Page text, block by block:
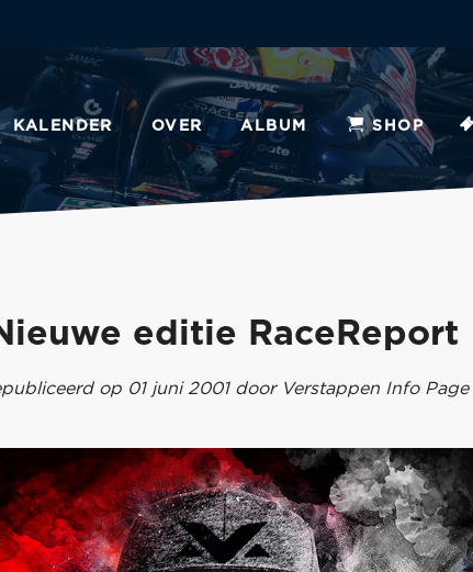
KALENDER OVER ALBUM SHOP
editie RaceReport
op 01 juni 2001 door Verstappen Info Page